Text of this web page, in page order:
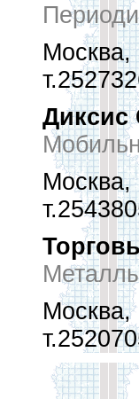
Москва,
Диксис
Москва,
Москва,